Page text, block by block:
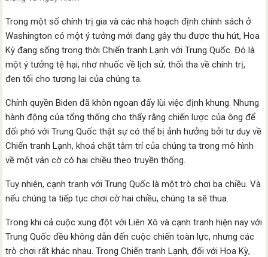
Trong một số chính trị gia và các nhà hoạch định chính sách ở
Washington có một ý tưởng mới đang gây thu được thu hút, Hoa
Kỳ đang sống trong thời Chiến tranh Lạnh với Trung Quốc. Đó là
một ý tưởng tệ hại, nhơ nhuốc về lịch sử, thối tha về chính trị,
đen tối cho tương lai của chúng ta.
Chính quyền Biden đã khôn ngoan đẩy lùi việc định khung. Nhưng
hành động của tổng thống cho thấy rằng chiến lược của ông để
đối phó với Trung Quốc thật sự có thể bị ảnh hưởng bởi tư duy về
Chiến tranh Lạnh, khoá chặt tâm trí của chúng ta trong mô hình
về một ván cờ có hai chiều theo truyền thống.
Tuy nhiên, cạnh tranh với Trung Quốc là một trò chơi ba chiều. Và
nếu chúng ta tiếp tục chơi cờ hai chiều, chúng ta sẽ thua.
Trong khi cả cuộc xung đột với Liên Xô và cạnh tranh hiện nay với
Trung Quốc đều không dẫn đến cuộc chiến toàn lực, nhưng các
trò chơi rất khác nhau. Trong Chiến tranh Lạnh, đối với Hoa Kỳ,